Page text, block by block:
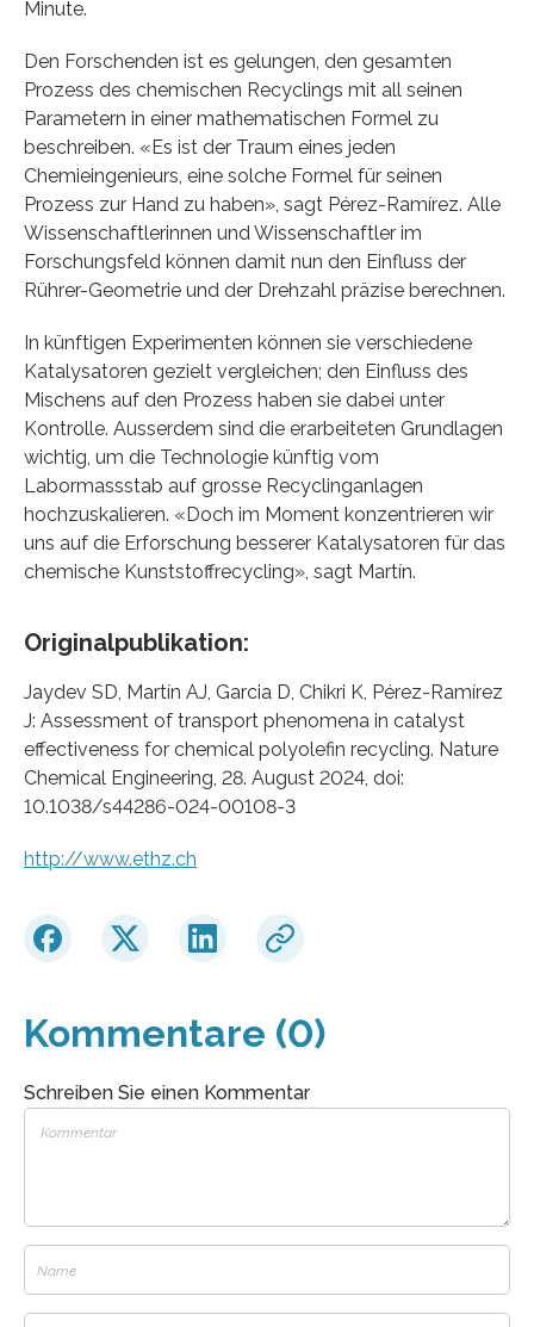
Minute.
Den Forschenden ist es gelungen, den gesamten
Prozess des chemischen Recyclings mit all seinen
Parametern in einer mathematischen Formel zu
beschreiben. «Es ist der Traum eines jeden
Chemieingenieurs, eine solche Formel für seinen
Prozess zur Hand zu haben», sagt Pérez-Ramírez. Alle
Wissenschaftlerinnen und Wissenschaftler im
Forschungsfeld können damit nun den Einfluss der
Rührer-Geometrie und der Drehzahl präzise berechnen.
In künftigen Experimenten können sie verschiedene
Katalysatoren gezielt vergleichen; den Einfluss des
Mischens auf den Prozess haben sie dabei unter
Kontrolle. Ausserdem sind die erarbeiteten Grundlagen
wichtig, um die Technologie künftig vom
Labormassstab auf grosse Recyclinganlagen
hochzuskalieren. «Doch im Moment konzentrieren wir
uns auf die Erforschung besserer Katalysatoren für das
chemische Kunststoffrecycling», sagt Martín.
Originalpublikation:
Jaydev SD, Martín AJ, Garcia D, Chikri K, Pérez-Ramírez
J: Assessment of transport phenomena in catalyst
effectiveness for chemical polyolefin recycling. Nature
Chemical Engineering, 28. August 2024, doi:
10.1038/s44286-024-00108-3
http://www.ethz.ch
Kommentare (0)
Schreiben Sie einen Kommentar